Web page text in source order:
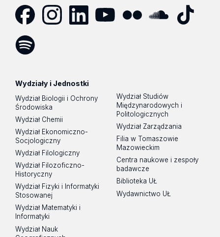
Wydziały i Jednostki
Wydział Biologii i Ochrony
Środowiska
Wydział Chemii
Wydział Ekonomiczno-
Socjologiczny
Wydział Filologiczny
Wydział Filozoficzno-
Historyczny
Wydział Fizyki i Informatyki
Stosowanej
Wydział Matematyki i
Informatyki
Wydział Nauk
Wydział Studiów
Międzynarodowych i
Politologicznych
Wydział Zarządzania
Filia w Tomaszowie
Mazowieckim
Centra naukowe i zespoły
badawcze
Biblioteka UŁ
Wydawnictwo UŁ